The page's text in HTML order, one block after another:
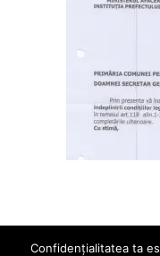
Confidenţialitatea ta